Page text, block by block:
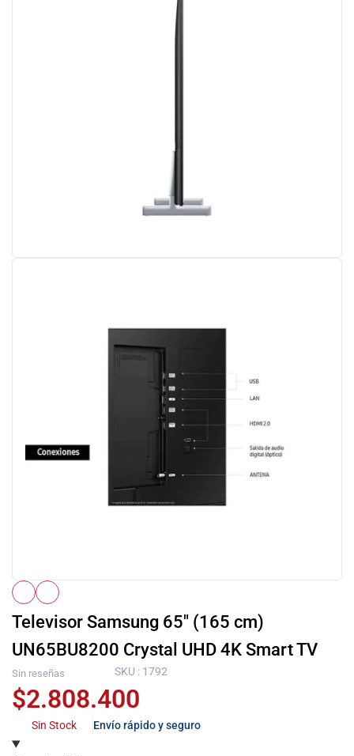
Televisor Samsung 65″ (165 cm)
UN65BU8200 Crystal UHD 4K Smart TV
Sin reseñas SKU : 1792
$2.808.400
Sin Stock Envío rápido y seguro